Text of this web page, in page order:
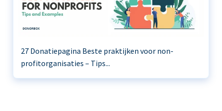
27 Donatiepagina Beste praktijken voor non-
profitorganisaties – Tips...